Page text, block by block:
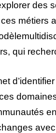
des
métiers
qui